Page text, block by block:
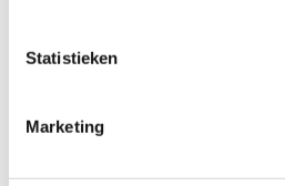
Statistieken
Marketing